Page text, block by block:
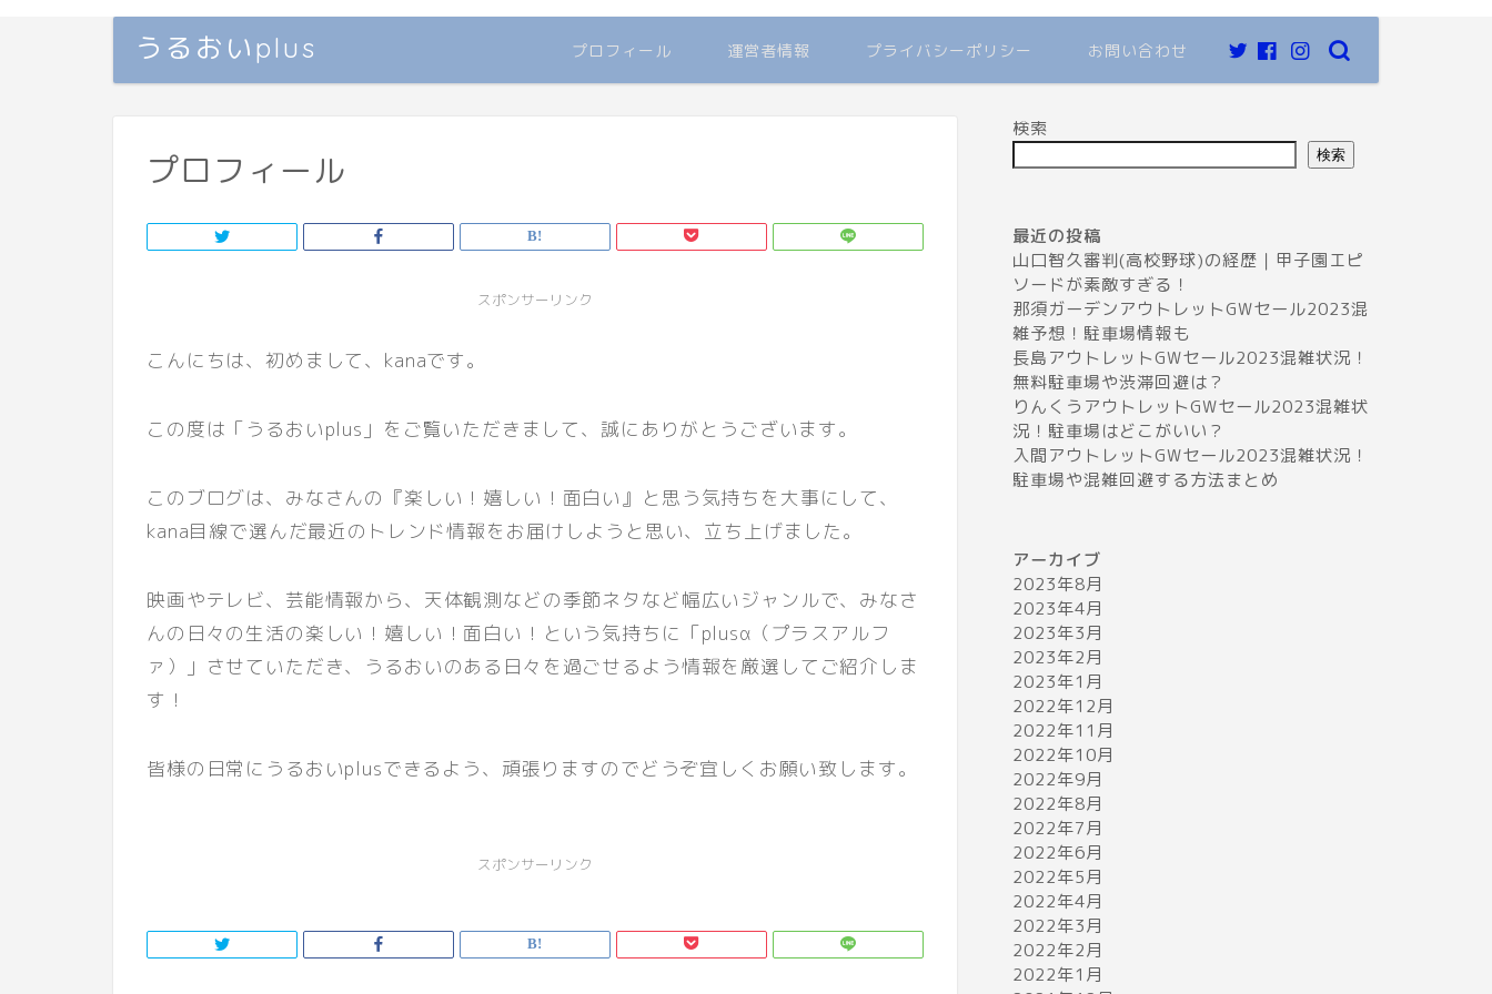
うるおいplus プロフィール 運営者情報 プライバシーポリシー お問い合わせ
プロフィール
スポンサーリンク
こんにちは、初めまして、kanaです。
この度は「うるおいplus」をご覧いただきまして、誠にありがとうございます。
このブログは、みなさんの『楽しい！嬉しい！面白い』と思う気持ちを大事にして、
kana目線で選んだ最近のトレンド情報をお届けしようと思い、立ち上げました。
映画やテレビ、芸能情報から、天体観測などの季節ネタなど幅広いジャンルで、みなさ
んの日々の生活の楽しい！嬉しい！面白い！という気持ちに「plusα（プラスアルフ
ァ）」させていただき、うるおいのある日々を過ごせるよう情報を厳選してご紹介しま
す！
皆様の日常にうるおいplusできるよう、頑張りますのでどうぞ宜しくお願い致します。
スポンサーリンク
検索
検索
最近の投稿
山口智久審判(高校野球)の経歴｜甲子園エピ
ソードが素敵すぎる！
那須ガーデンアウトレットGWセール2023混
雑予想！駐車場情報も
長島アウトレットGWセール2023混雑状況！
無料駐車場や渋滞回避は？
りんくうアウトレットGWセール2023混雑状
況！駐車場はどこがいい？
入間アウトレットGWセール2023混雑状況！
駐車場や混雑回避する方法まとめ
アーカイブ
2023年8月
2023年4月
2023年3月
2023年2月
2023年1月
2022年12月
2022年11月
2022年10月
2022年9月
2022年8月
2022年7月
2022年6月
2022年5月
2022年4月
2022年3月
2022年2月
2022年1月